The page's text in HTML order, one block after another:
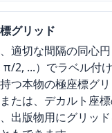
グリッド
適切な間隔の同心
π/2, ...）でラベル付
つ本物の極座標グ
たは、デカルト座
出版物用にグリッ